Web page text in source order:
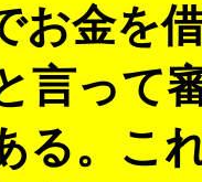
金を
言って
る。こ